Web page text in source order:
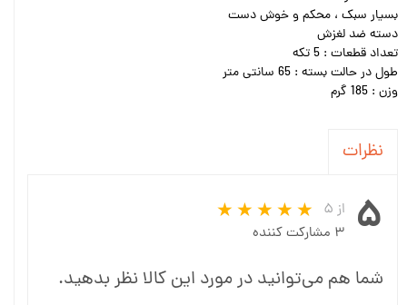
بسیار سبک ، محکم و خوش دست
دسته ضد لغزش
تعداد قطعات : 5 تکه
طول در حالت بسته : 65 سانتی متر
وزن : 185 گرم
نظرات
۵ از ۵
۳ مشارکت کننده
شما هم می‌توانید در مورد این کالا نظر بدهید.